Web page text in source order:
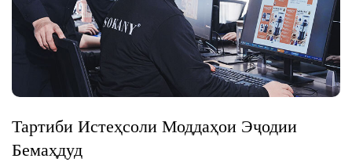
Тартиби Истеҳсоли Моддаҳои Эҷодии
Бемаҳдуд